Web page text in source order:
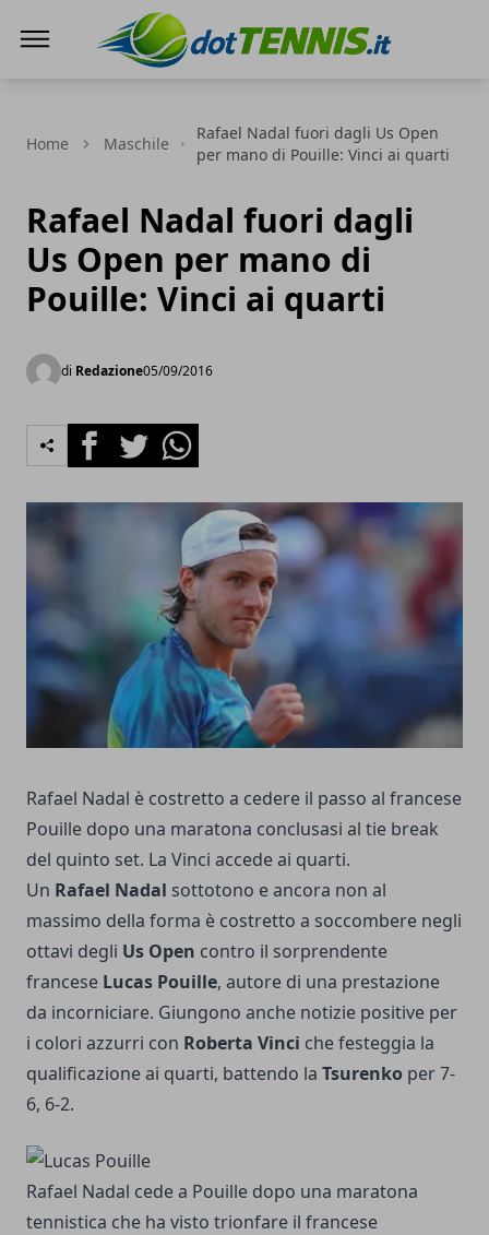
Home Maschile
Rafael Nadal fuori dagli Us Open
per mano di Pouille: Vinci ai quarti
Rafael Nadal fuori dagli
Us Open per mano di
Pouille: Vinci ai quarti
di Redazione05/09/2016
FacebookTwitterWhatsapp
Rafael Nadal è costretto a cedere il passo al francese
Pouille dopo una maratona conclusasi al tie break
del quinto set. La Vinci accede ai quarti.
Un Rafael Nadal sottotono e ancora non al
massimo della forma è costretto a soccombere negli
ottavi degli Us Open contro il sorprendente
francese Lucas Pouille, autore di una prestazione
da incorniciare. Giungono anche notizie positive per
i colori azzurri con Roberta Vinci che festeggia la
qualificazione ai quarti, battendo la Tsurenko per 7-
6, 6-2.
Rafael Nadal cede a Pouille dopo una maratona
tennistica che ha visto trionfare il francese